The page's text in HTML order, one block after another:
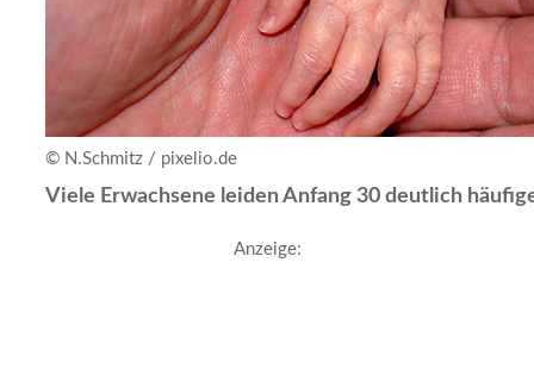
© N.Schmitz / pixelio.de
Viele Erwachsene leiden Anfang 30 deutlich
Anzeige: